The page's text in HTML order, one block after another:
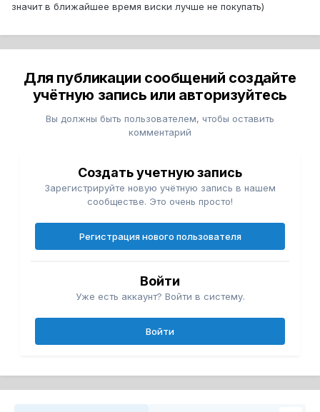
значит в ближайшее время виски лучше не покупать)
Для публикации сообщений создайте
учётную запись или авторизуйтесь
Вы должны быть пользователем, чтобы оставить
комментарий
Создать учетную запись
Зарегистрируйте новую учётную запись в нашем
сообществе. Это очень просто!
Регистрация нового пользователя
Войти
Уже есть аккаунт? Войти в систему.
Войти